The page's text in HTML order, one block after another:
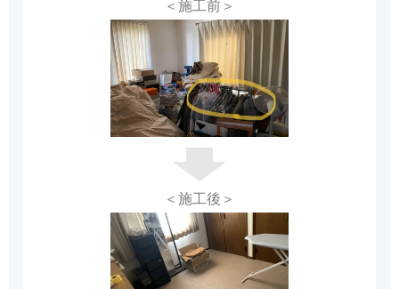
＜施工前＞
＜施工後＞